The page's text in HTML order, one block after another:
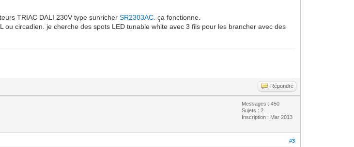
TRIAC DALI 230V type sunricherSR2303AC . ça fonctionne.
circadien. je cherche des spots LED tunable white avec 3 fils pour les brancher avec des
Répondre
Messages : 450
Sujets : 2
Inscription : Mar 2013
#3